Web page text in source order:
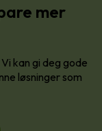
mer
kan gi deg gode
løsninger som